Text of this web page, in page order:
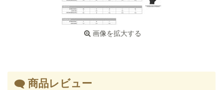
画像を拡大する
商品レビュー